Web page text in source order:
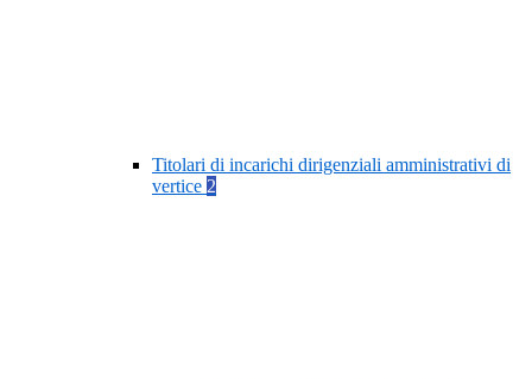
Titolari di incarichi dirigenziali amministrativi di
vertice 2